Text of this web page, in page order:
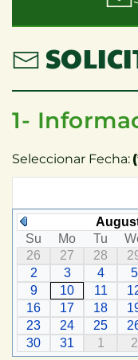
1-
Seleccionar Fecha:
Su
Mo Tu
26
27 28
2
3 4 5
9
10 11
16
17 18
23
24 25
30
31 1 2